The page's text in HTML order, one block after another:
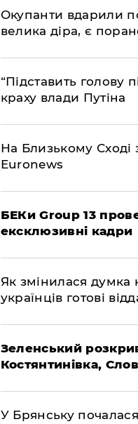
​Окупанти вдарили
велика діра, є
​“Підставить голову
краху влади Путіна
На Близькому
Euronews
БЕКи Group 13
ексклюзивні кадри
Як змінилася думка
українців готові
Зеленський
Костянтинівка,
У Брянську